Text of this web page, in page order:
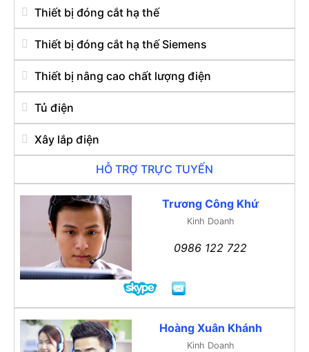
Thiết bị đóng cắt hạ thế
Thiết bị đóng cắt hạ thế Siemens
Thiết bị nâng cao chất lượng điện
Tủ điện
Xây lắp điện
HỖ TRỢ TRỰC TUYẾN
Trương Công Khứ
Kinh Doanh
0986 122 722
Hoàng Xuân Khánh
Kinh Doanh